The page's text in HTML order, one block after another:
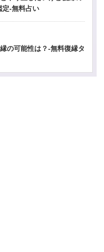
定-無料占い
の可能性は？-無料復縁タ